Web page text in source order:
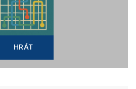
HRÁT